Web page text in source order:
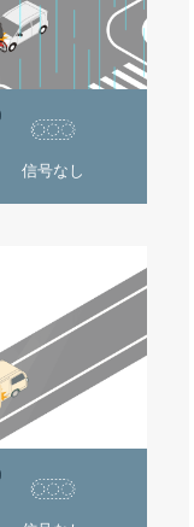
信号なし